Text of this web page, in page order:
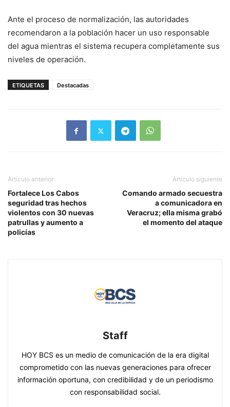
Ante el proceso de normalización, las autoridades
recomendaron a la población hacer un uso responsable
del agua mientras el sistema recupera completamente sus
niveles de operación.
ETIQUETAS Destacadas
Artículo anterior
Fortalece Los Cabos
seguridad tras hechos
violentos con 30 nuevas
patrullas y aumento a
policías
Artículo siguiente
Comando armado secuestra
a comunicadora en
Veracruz; ella misma grabó
el momento del ataque
Staff
HOY BCS es un medio de comunicación de la era digital
comprometido con las nuevas generaciones para ofrecer
información oportuna, con credibilidad y de un periodismo
con responsabilidad social.